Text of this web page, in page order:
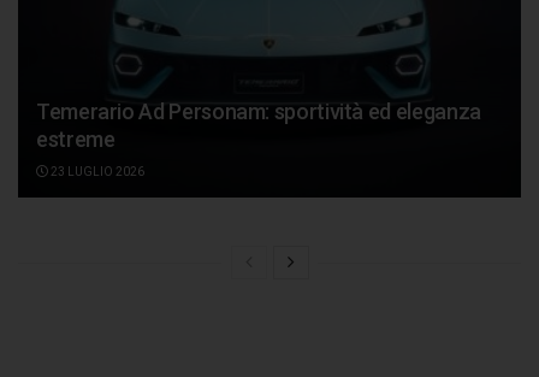
Temerario Ad Personam: sportività ed eleganza
estreme
23 LUGLIO 2026